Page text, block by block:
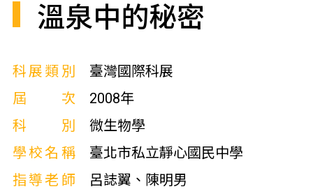
溫泉中的秘密
科展類別
臺灣國際科展
屆次
2008年
科別
微生物學
學校名稱
臺北市私立靜心國民中學
指導老師
呂誌翼、陳明男